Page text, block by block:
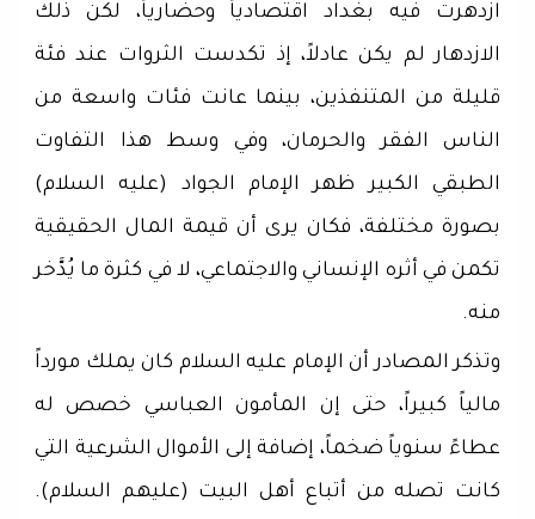
ازدهرت فيه بغداد اقتصادياً وحضارياً، لكن ذلك
الازدهار لم يكن عادلاً، إذ تكدست الثروات عند فئة
قليلة من المتنفذين، بينما عانت فئات واسعة من
الناس الفقر والحرمان، وفي وسط هذا التفاوت
الطبقي الكبير ظهر الإمام الجواد (عليه السلام)
بصورة مختلفة، فكان يرى أن قيمة المال الحقيقية
تكمن في أثره الإنساني والاجتماعي، لا في كثرة ما يُدَّخر
منه.
وتذكر المصادر أن الإمام عليه السلام كان يملك مورداً
مالياً كبيراً، حتى إن المأمون العباسي خصص له
عطاءً سنوياً ضخماً، إضافة إلى الأموال الشرعية التي
كانت تصله من أتباع أهل البيت (عليهم السلام).